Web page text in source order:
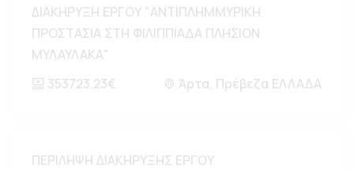
ΔΙΑΚΗΡΥΞΗ ΕΡΓΟΥ "ΑΝΤΙΠΛΗΜΜΥΡΙΚΗ
ΠΡΟΣΤΑΣΙΑ ΣΤΗ ΦΙΛΙΠΠΙΑΔΑ ΠΛΗΣΙΟΝ
ΜΥΛΑΥΛΑΚΑ"
353723.23€
Άρτα, Πρέβεζα ΕΛΛΑΔΑ
ΠΕΡΙΛΗΨΗ ΔΙΑΚΗΡΥΞΗΣ ΕΡΓΟΥ